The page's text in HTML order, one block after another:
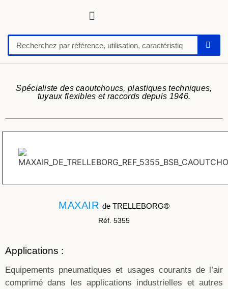
Spécialiste des caoutchoucs, plastiques techniques,
tuyaux flexibles et raccords depuis 1946.
MAXAIR de TRELLEBORG®
Réf. 5355
Applications :
Equipements pneumatiques et usages courants de l’air
comprimé dans les applications industrielles et autres